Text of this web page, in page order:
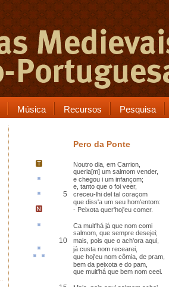
Música Recursos Pesquisa
Pero da Ponte
Noutro dia, em Carrion
queria[m] um salmom vender,
e chegou i um infançom;
e, tanto que o foi veer,
5 creceu-lhi del tal coraçom
que diss'a um seu hom'entom:
- Peixota quer'hoj'eu comer.
Ca muit'há já que nom comi
salmom, que sempre desejei;
10
mais, pois que o ach'ora aqui,
já custa nom recearei,
que hoj'eu nom cômia de pram
bem da peixota e do pam,
que muit'há que bem nom ceei.